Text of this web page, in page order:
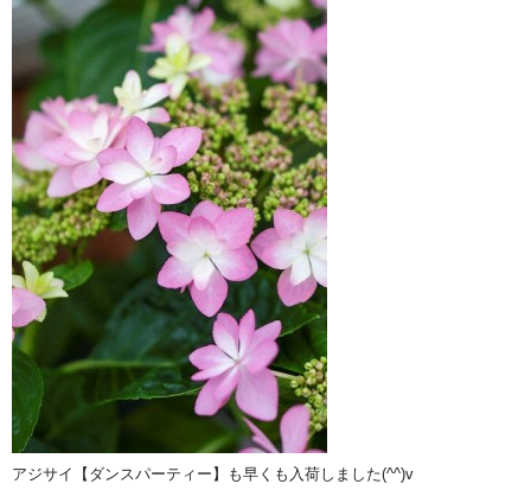
アジサイ【ダンスパーティー】も早くも入荷しました(^^)v